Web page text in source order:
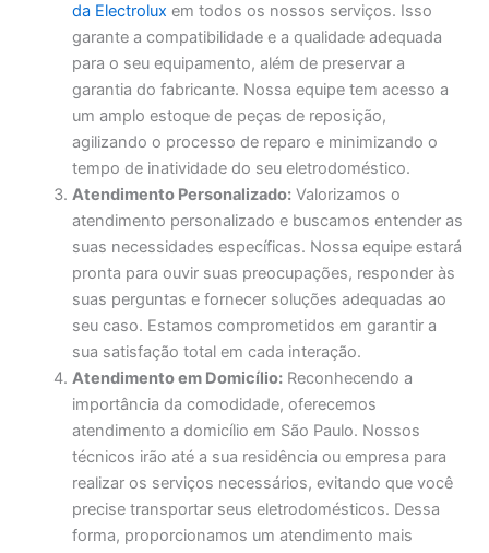
da Electrolux em todos os nossos serviços. Isso
garante a compatibilidade e a qualidade adequada
para o seu equipamento, além de preservar a
garantia do fabricante. Nossa equipe tem acesso a
um amplo estoque de peças de reposição,
agilizando o processo de reparo e minimizando o
tempo de inatividade do seu eletrodoméstico.
Atendimento Personalizado: Valorizamos o
atendimento personalizado e buscamos entender as
suas necessidades específicas. Nossa equipe estará
pronta para ouvir suas preocupações, responder às
suas perguntas e fornecer soluções adequadas ao
seu caso. Estamos comprometidos em garantir a
sua satisfação total em cada interação.
Atendimento em Domicílio: Reconhecendo a
importância da comodidade, oferecemos
atendimento a domicílio em São Paulo. Nossos
técnicos irão até a sua residência ou empresa para
realizar os serviços necessários, evitando que você
precise transportar seus eletrodomésticos. Dessa
forma, proporcionamos um atendimento mais